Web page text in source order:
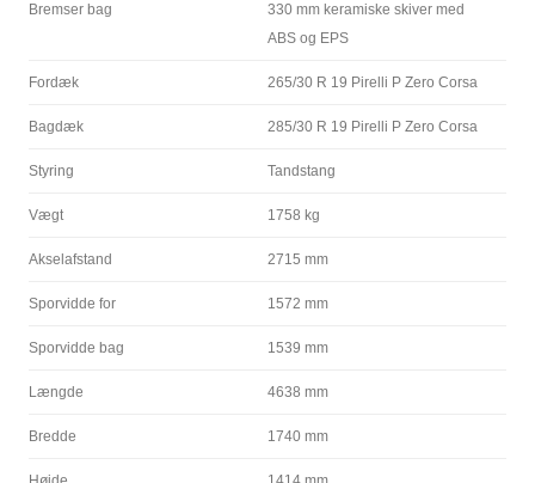
Bremser bag
330 mm keramiske skiver med
ABS og EPS
Fordæk 265/30 R 19 Pirelli P Zero Corsa
Bagdæk 285/30 R 19 Pirelli P Zero Corsa
Styring Tandstang
Vægt 1758 kg
Akselafstand 2715 mm
Sporvidde for 1572 mm
Sporvidde bag 1539 mm
Længde 4638 mm
Bredde 1740 mm